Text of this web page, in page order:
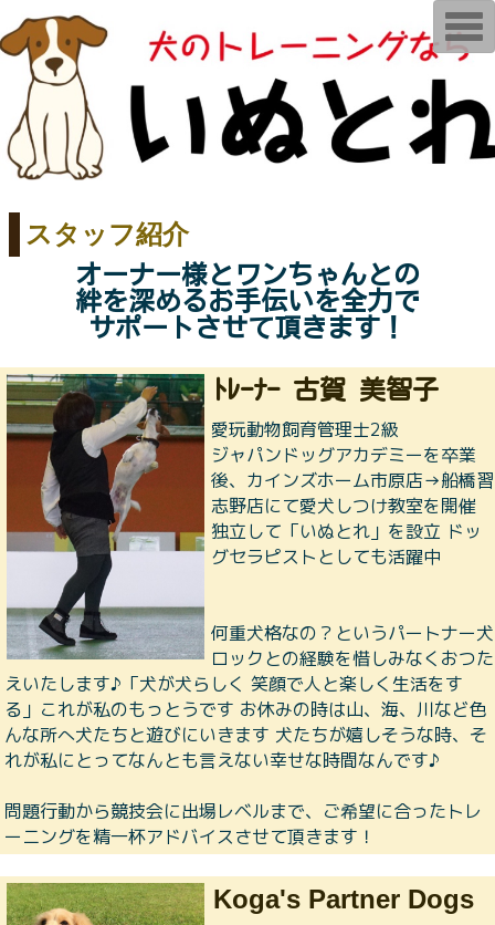
スタッフ紹介
オーナー様とワンちゃんとの
絆を深めるお手伝いを全力で
サポートさせて頂きます！
ﾄﾚｰﾅｰ 古賀 美智子
愛玩動物飼育管理士2級
ジャパンドッグアカデミーを卒業
後、カインズホーム市原店→船橋習
志野店にて愛犬しつけ教室を開催
独立して「いぬとれ」を設立 ドッ
グセラピストとしても活躍中
何重犬格なの？というパートナー犬
ロックとの経験を惜しみなくおつた
えいたします♪「犬が犬らしく 笑顔で人と楽しく生活をす
る」これが私のもっとうです お休みの時は山、海、川など色
んな所へ犬たちと遊びにいきます 犬たちが嬉しそうな時、そ
れが私にとってなんとも言えない幸せな時間なんです♪
問題行動から競技会に出場レベルまで、ご希望に合ったトレ
ーニングを精一杯アドバイスさせて頂きます！
Koga's Partner Dogs
T
o
g
e
n
v